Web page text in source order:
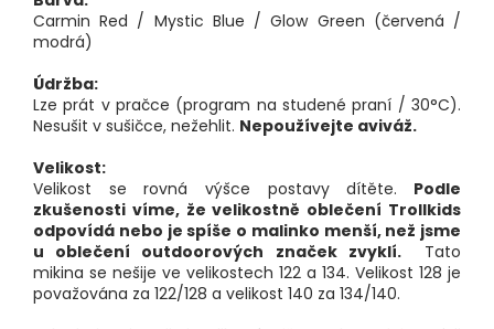
Carmin Red / Mystic Blue / Glow Green (červená /
modrá)
Údržba:
Lze prát v pračce (program na studené praní / 30°C).
Nesušit v sušičce, nežehlit. Nepoužívejte aviváž.
Velikost:
Velikost se rovná výšce postavy dítěte. Podle
zkušenosti víme, že velikostně oblečení Trollkids
odpovídá nebo je spíše o malinko menší, než jsme
u oblečení outdoorových značek zvyklí.
Tato
mikina se nešije ve velikostech 122 a 134. Velikost 128 je
považována za 122/128 a velikost 140 za 134/140.